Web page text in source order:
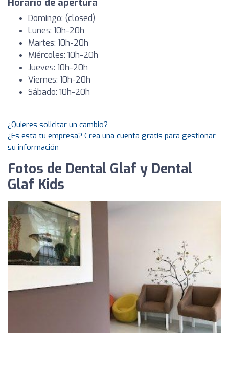
Horario de apertura
Domingo: (closed)
Lunes: 10h-20h
Martes: 10h-20h
Miércoles: 10h-20h
Jueves: 10h-20h
Viernes: 10h-20h
Sábado: 10h-20h
¿Quieres solicitar un cambio?
¿Es esta tu empresa? Crea una cuenta gratis para gestionar
su información
Fotos de Dental Glaf y Dental
Glaf Kids